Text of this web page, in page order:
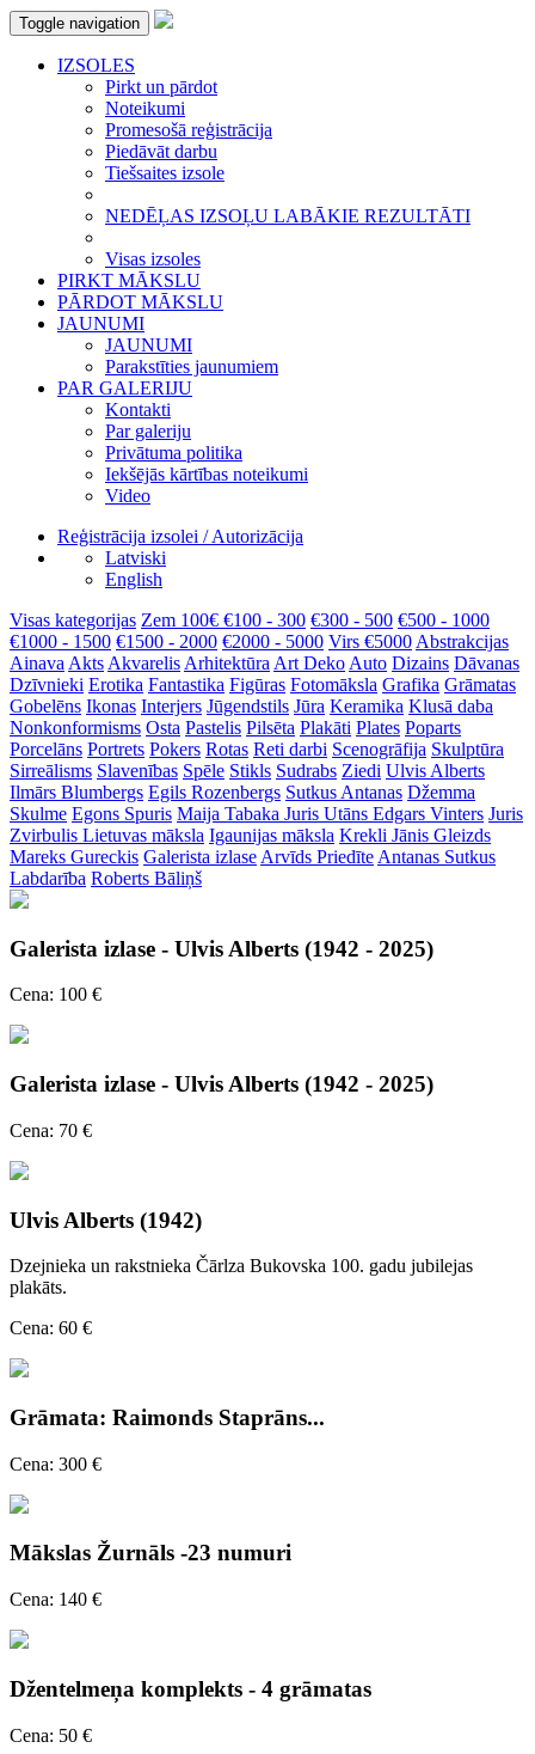
Toggle navigation
IZSOLES
Pirkt un pārdot
Noteikumi
Promesošā reģistrācija
Piedāvāt darbu
Tiešsaites izsole
NEDĒĻAS IZSOĻU LABĀKIE REZULTĀTI
Visas izsoles
PIRKT MĀKSLU
PĀRDOT MĀKSLU
JAUNUMI
JAUNUMI
Parakstīties jaunumiem
PAR GALERIJU
Kontakti
Par galeriju
Privātuma politika
Iekšējās kārtības noteikumi
Video
Reģistrācija izsolei / Autorizācija
Latviski
English
Visas kategorijas Zem 100€ €100 - 300 €300 - 500 €500 - 1000
€1000 - 1500 €1500 - 2000 €2000 - 5000 Virs €5000 Abstrakcijas
Ainava Akts Akvarelis Arhitektūra Art Deko Auto Dizains Dāvanas
Dzīvnieki Erotika Fantastika Figūras Fotomāksla Grafika Grāmatas
Gobelēns Ikonas Interjers Jūgendstils Jūra Keramika Klusā daba
Nonkonformisms Osta Pastelis Pilsēta Plakāti Plates Poparts
Porcelāns Portrets Pokers Rotas Reti darbi Scenogrāfija Skulptūra
Sirreālisms Slavenības Spēle Stikls Sudrabs Ziedi Ulvis Alberts
Ilmārs Blumbergs Egils Rozenbergs Sutkus Antanas Džemma
Skulme Egons Spuris Maija Tabaka Juris Utāns Edgars Vinters Juris
Zvirbulis Lietuvas māksla Igaunijas māksla Krekli Jānis Gleizds
Mareks Gureckis Galerista izlase Arvīds Priedīte Antanas Sutkus
Labdarība Roberts Bāliņš
Galerista izlase - Ulvis Alberts (1942 - 2025)
Cena: 100 €
Galerista izlase - Ulvis Alberts (1942 - 2025)
Cena: 70 €
Ulvis Alberts (1942)
Dzejnieka un rakstnieka Čārlza Bukovska 100. gadu jubilejas
plakāts.
Cena: 60 €
Grāmata: Raimonds Staprāns...
Cena: 300 €
Mākslas Žurnāls -23 numuri
Cena: 140 €
Džentelmeņa komplekts - 4 grāmatas
Cena: 50 €